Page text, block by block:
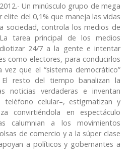
Un minúsculo grupo de mega
elite del 0,1% que maneja las vidas
sociedad, controla los medios de
tarea principal de los medios
24/7 a la gente e intentar
como electores, para conducirlos
que el “sistema democrático”
El resto del tiempo banalizan la
noticias verdaderas e inventan
celular–, estigmatizan y
convirtiéndola en espectáculo
calumnian a los movimientos
de comercio y a la súper clase
a políticos y gobernantes a